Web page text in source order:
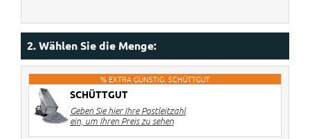
2. Wählen Sie die Menge:
% EXTRA GÜNSTIG: SCHÜTTGUT
SCHÜTTGUT
Geben Sie hier Ihre Postleitzahl
ein, um Ihren Preis zu sehen